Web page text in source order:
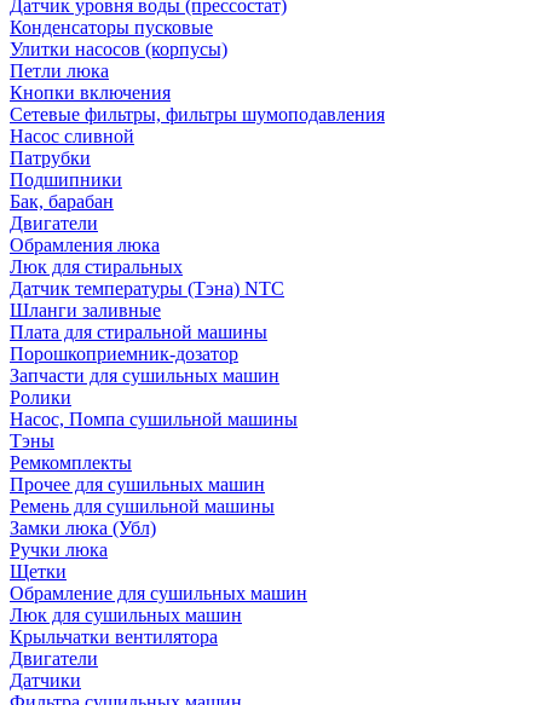
Датчик уровня воды (прессостат)
Конденсаторы пусковые
Улитки насосов (корпусы)
Петли люка
Кнопки включения
Сетевые фильтры, фильтры шумоподавления
Насос сливной
Патрубки
Подшипники
Бак, барабан
Двигатели
Обрамления люка
Люк для стиральных
Датчик температуры (Тэна) NTC
Шланги заливные
Плата для стиральной машины
Порошкоприемник-дозатор
Запчасти для сушильных машин
Ролики
Насос, Помпа сушильной машины
Тэны
Ремкомплекты
Прочее для сушильных машин
Ремень для сушильной машины
Замки люка (Убл)
Ручки люка
Щетки
Обрамление для сушильных машин
Люк для сушильных машин
Крыльчатки вентилятора
Двигатели
Датчики